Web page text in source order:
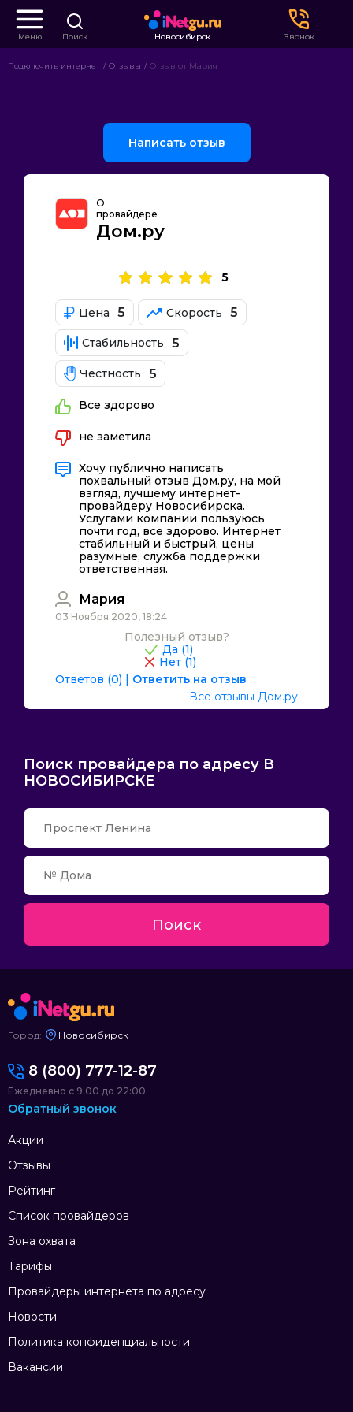
Меню Поиск Новосибирск Звонок
Подключить интернет Отзывы Отзыв от Мария
Написать отзыв
Все отзывы Дом.ру
О
провайдере
Дом.ру
5
Цена 5 Скорость 5
Стабильность 5
Честность 5
Все здорово
не заметила
Хочу публично написать
похвальный отзыв Дом.ру, на мой
взгляд, лучшему интернет-
провайдеру Новосибирска.
Услугами компании пользуюсь
почти год, все здорово. Интернет
стабильный и быстрый, цены
разумные, служба поддержки
ответственная.
Мария
03 Ноября 2020, 18:24
Полезный отзыв?
Да (1)
Нет (1)
Ответов (0)
Ответить на отзыв
Поиск провайдера по адресу В
НОВОСИБИРСКЕ
Поиск
Город: Новосибирск
Акции
Отзывы
Рейтинг
Список провайдеров
Зона охвата
Тарифы
Провайдеры интернета по адресу
Новости
Политика конфиденциальности
Вакансии
8 (800) 777-12-87
Ежедневно с 9:00 до 22:00
Обратный звонок